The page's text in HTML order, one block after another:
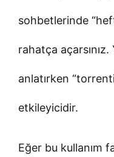
sohbetlerinde
rahatça
anlatırken
etkileyicidir.
Eğer bu kullanım